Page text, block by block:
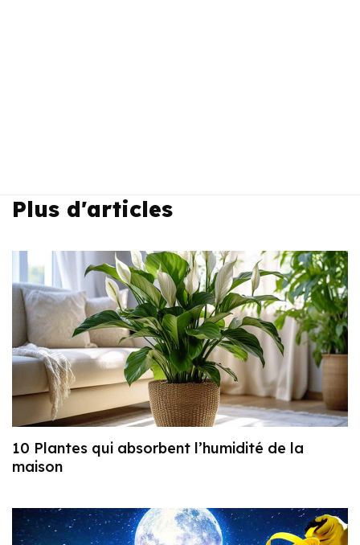
Plus d'articles
10 Plantes qui absorbent l’humidité de la
maison